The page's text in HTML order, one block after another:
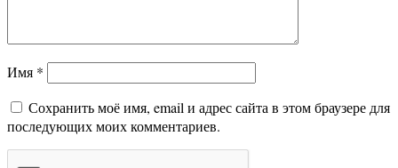
Имя *
Сохранить моё имя, email и адрес сайта в этом браузере для
последующих моих комментариев.